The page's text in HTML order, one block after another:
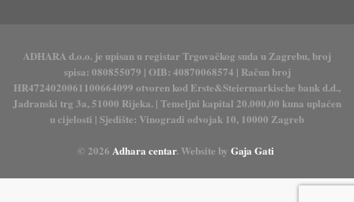
ADHARA d.o.o. je upisan u registar Trgovačkog suda u Zagrebu, broj
spisa: 080855079 | OIB: 40870068574 | Račun broj
HR4724020061100664099 otvoren kod Erste&Steiermarkische bank d.d.,
Jadranski trg 3a, 51000 Rijeka. | Temeljni kapital 20.000,00 kuna uplaćen
u cijelosti | Sjedište: Vinogradi odvojak 10, 10000 Zagreb
© 2026 Adhara centar. Website by Gaja Gati